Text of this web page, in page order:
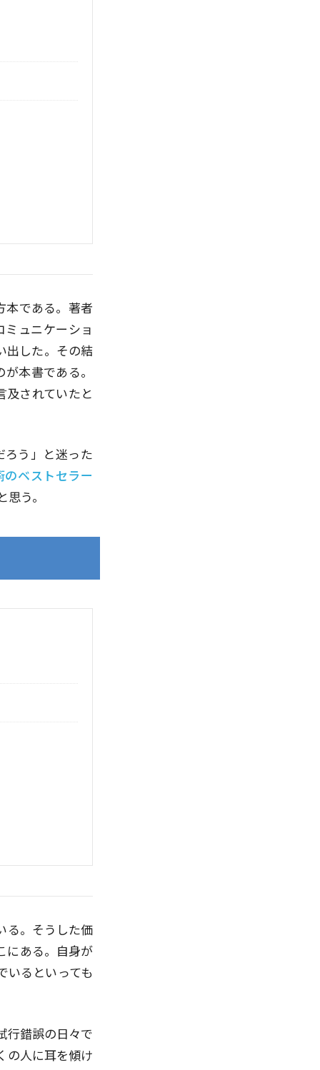
本である。著者
ュニケーショ
出した。その結
本書である。
及されていたと
ろう」と迷った
のベストセラー
う。
る。そうした価
にある。自身が
いるといっても
行錯誤の日々で
の人に耳を傾け